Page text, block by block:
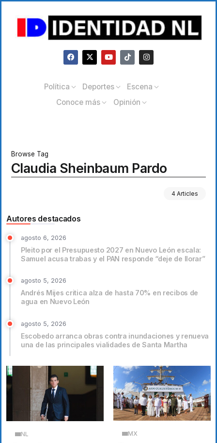
Política Deportes
Escena
Conoce más
Opinión
Browse Tag
Claudia Sheinbaum Pardo
4 Articles
Autores destacados
agosto 6, 2026
Pleito por el Presupuesto 2027 en Nuevo León escala:
Samuel acusa trabas y el PAN responde “deje de llorar”
agosto 5, 2026
Andrés Mijes critica alza de hasta 70% en recibos de
agua en Nuevo León
agosto 5, 2026
Escobedo arranca obras contra inundaciones y renueva
una de las principales vialidades de Santa Martha
NL MX